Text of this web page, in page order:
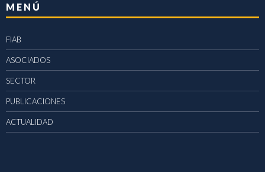
MENÚ
FIAB
ASOCIADOS
SECTOR
PUBLICACIONES
ACTUALIDAD